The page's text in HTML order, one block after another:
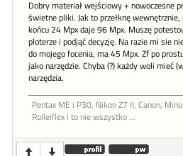
Dobry materiał wejściowy + nowoczesne
świetne pliki. Jak to przełknę
końcu 24 Mpx daje 96 Mpx. Muszę
ploterze i podjąć decyzję. Na razie mi sie
do mojego focenia, ma 45 Mpx. Zf po
jako narzędzie. Chyba (?) każdy woli mieć
narzędzia.
Pentax ME i P30, Nikon Z7 II, Canon,
Rolleiflex i to nie wszystko ...